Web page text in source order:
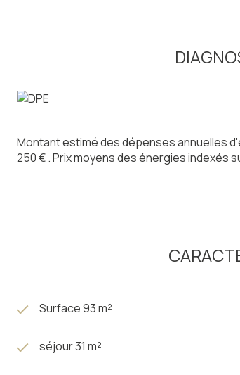
de vie chaleureuse et agréable équipée
à granules, une salle d'eau, un wc séparé,
A l'arrière : un abri de jardin.
Sur une parcelle de 990m² arboré et
Dans un tout petit quartier calme, le nid
A découvrir rapidement avec l'Agence du
Montant estimé des dépenses annuelles
250 € . Prix moyens des énergies indexés
Surface 93 m²
séjour 31 m²